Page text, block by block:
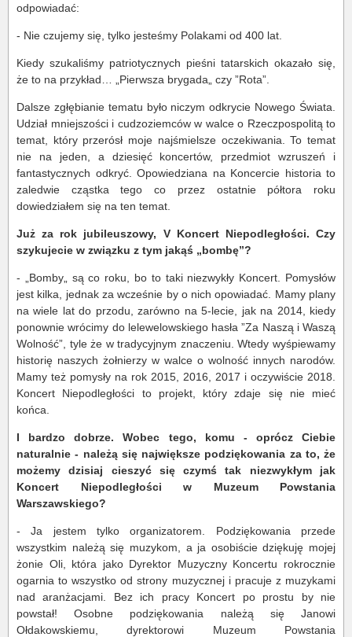
odpowiadać:
- Nie czujemy się, tylko jesteśmy Polakami od 400 lat.
Kiedy szukaliśmy patriotycznych pieśni tatarskich okazało się,
że to na przykład… „Pierwsza brygada„ czy ”Rota”.
Dalsze zgłębianie tematu było niczym odkrycie Nowego Świata.
Udział mniejszości i cudzoziemców w walce o Rzeczpospolitą to
temat, który przerósł moje najśmielsze oczekiwania. To temat
nie na jeden, a dziesięć koncertów, przedmiot wzruszeń i
fantastycznych odkryć. Opowiedziana na Koncercie historia to
zaledwie cząstka tego co przez ostatnie półtora roku
dowiedziałem się na ten temat.
Już za rok jubileuszowy, V Koncert Niepodległości. Czy
szykujecie w związku z tym jakąś „bombę”?
- „Bomby„ są co roku, bo to taki niezwykły Koncert. Pomysłów
jest kilka, jednak za wcześnie by o nich opowiadać. Mamy plany
na wiele lat do przodu, zarówno na 5-lecie, jak na 2014, kiedy
ponownie wrócimy do lelewelowskiego hasła ”Za Naszą i Waszą
Wolność”, tyle że w tradycyjnym znaczeniu. Wtedy wyśpiewamy
historię naszych żołnierzy w walce o wolność innych narodów.
Mamy też pomysły na rok 2015, 2016, 2017 i oczywiście 2018.
Koncert Niepodległości to projekt, który zdaje się nie mieć
końca.
I bardzo dobrze. Wobec tego, komu - oprócz Ciebie
naturalnie - należą się największe podziękowania za to, że
możemy dzisiaj cieszyć się czymś tak niezwykłym jak
Koncert Niepodległości w Muzeum Powstania
Warszawskiego?
- Ja jestem tylko organizatorem. Podziękowania przede
wszystkim należą się muzykom, a ja osobiście dziękuję mojej
żonie Oli, która jako Dyrektor Muzyczny Koncertu rokrocznie
ogarnia to wszystko od strony muzycznej i pracuje z muzykami
nad aranżacjami. Bez ich pracy Koncert po prostu by nie
powstał! Osobne podziękowania należą się Janowi
Ołdakowskiemu, dyrektorowi Muzeum Powstania